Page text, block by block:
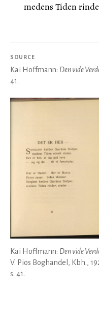
medens Tiden
SOURCE
Kai Hoffmann: Den vide
41.
Kai Hoffmann: Den vide
V. Pios Boghandel, Kbh.,
s. 41.